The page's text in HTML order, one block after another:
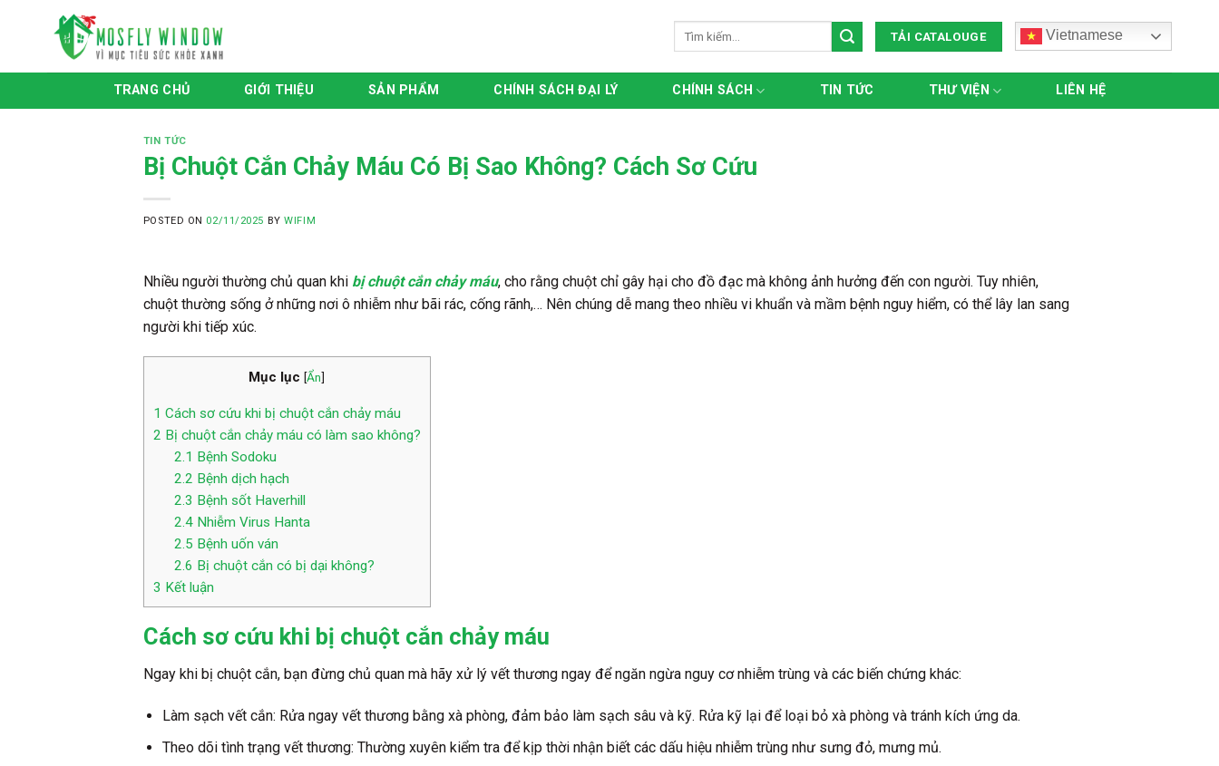
TẢI CATALOUGE Vietnamese
TRANG CHỦ GIỚI THIỆU SẢN PHẨM CHÍNH SÁCH ĐẠI LÝ CHÍNH SÁCH TIN TỨC THƯ VIỆN LIÊN HỆ
TIN TỨC
Bị Chuột Cắn Chảy Máu Có Bị Sao Không? Cách Sơ Cứu
POSTED ON 02/11/2025 BYWIFIM
Nhiều người thường chủ quan khi bị chuột cắn chảy máu, cho rằng chuột chỉ gây hại cho đồ đạc mà không ảnh hưởng đến con người. Tuy nhiên,
chuột thường sống ở những nơi ô nhiễm như bãi rác, cống rãnh,… Nên chúng dễ mang theo nhiều vi khuẩn và mầm bệnh nguy hiểm, có thể lây lan sang
người khi tiếp xúc.
Mục lục [Ẩn]
1 Cách sơ cứu khi bị chuột cắn chảy máu
2 Bị chuột cắn chảy máu có làm sao không?
2.1 Bệnh Sodoku
2.2 Bệnh dịch hạch
2.3 Bệnh sốt Haverhill
2.4Nhiễm Virus Hanta
2.5 Bệnh uốn ván
2.6 Bị chuột cắn có bị dại không?
3 Kết luận
Cách sơ cứu khi bị chuột cắn chảy máu
Ngay khi bị chuột cắn, bạn đừng chủ quan mà hãy xử lý vết thương ngay để ngăn ngừa nguy cơ nhiễm trùng và các biến chứng khác:
Làm sạch vết cắn: Rửa ngay vết thương bằng xà phòng, đảm bảo làm sạch sâu và kỹ. Rửa kỹ lại để loại bỏ xà phòng và tránh kích ứng da.
Theo dõi tình trạng vết thương: Thường xuyên kiểm tra để kịp thời nhận biết các dấu hiệu nhiễm trùng như sưng đỏ, mưng mủ.